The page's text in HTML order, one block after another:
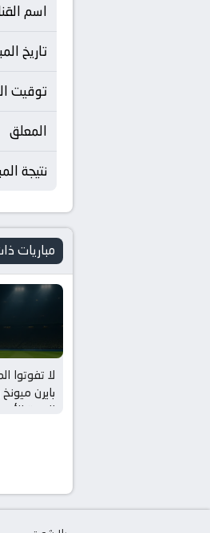
اسم
تاريخ
توقيت
المعلق
نتيجة
مباريات
لا تفوتوا
بايرن
الودية